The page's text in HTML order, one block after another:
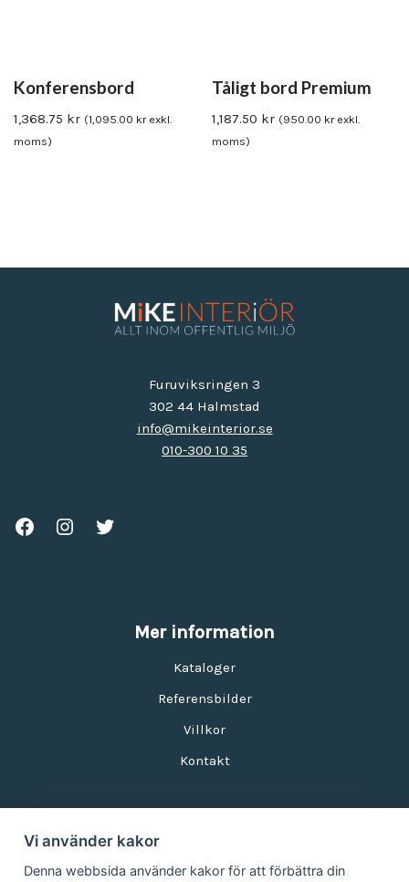
Konferensbord
1,368.75 kr (1,095.00 krexkl.
moms)
Tåligt bord Premium
1,187.50 kr (950.00 krexkl.
moms)
Furuviksringen 3
302 44 Halmstad
info@mikeinterior.se
010-300 10 35
Mer information
Kataloger
Referensbilder
Villkor
Kontakt
Vi använder kakor
Denna webbsida använder kakor för att förbättra din